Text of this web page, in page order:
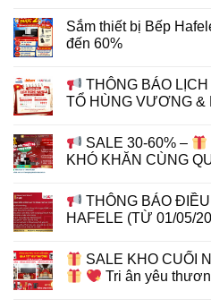
Sắm thiết bị Bếp
đến 60%
THÔNG BÁO
TỔ HÙNG VƯƠNG &
SALE 30-60% –
KHÓ KHĂN CÙNG
THÔNG BÁO
HAFELE (TỪ 01/05/
SALE KHO CUỐI
Tri ân yêu